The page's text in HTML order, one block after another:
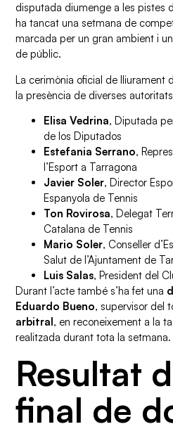
disputada diumenge a les pistes
ha tancat una setmana de
marcada per un gran ambient i
de públic.
La cerimònia oficial de lliurament
la presència de diverses
Elisa Vedrina, Diputada
de los Diputados
Estefania Serrano,
l’Esport a Tarragona
Javier Soler, Director
Espanyola de Tennis
Ton Rovirosa, Delegat
Catalana de Tennis
Mario Soler, Conseller
Salut de l’Ajuntament de
Luis Salas, President del
Durant l’acte també s’ha fet una
Eduardo Bueno, supervisor del
arbitral, en reconeixement a la
realitzada durant tota la setmana.
Resultat
final de